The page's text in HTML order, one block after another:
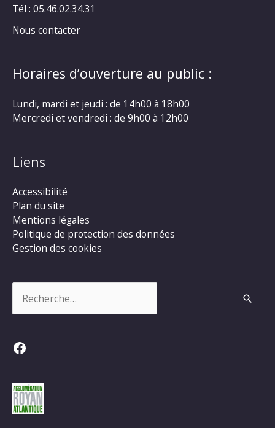
Tél : 05.46.02.34.31
Nous contacter
Horaires d’ouverture au public :
Lundi, mardi et jeudi : de 14h00 à 18h00
Mercredi et vendredi : de 9h00 à 12h00
Liens
Accessibilité
Plan du site
Mentions légales
Politique de protection des données
Gestion des cookies
Facebook